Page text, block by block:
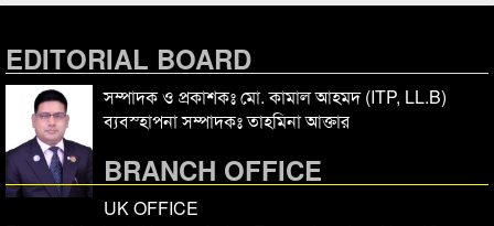
EDITORIAL BOARD
সম্পাদক ও প্রকাশকঃ মো. কামাল আহমদ (ITP, LL.B)
ব্যবস্হাপনা সম্পাদকঃ তাহমিনা আক্তার
BRANCH OFFICE
UK OFFICE